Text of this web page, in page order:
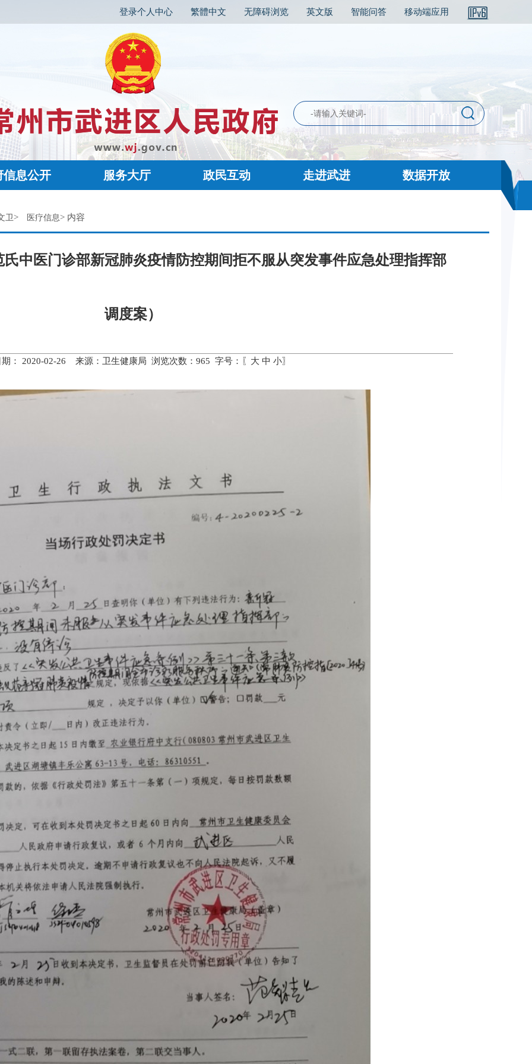
登录个人中心 繁體中文 无障碍浏览 英文版 智能问答 移动端应用
信息公开 服务大厅 政民互动 走进武进 数据开放
卫> 医疗信息> 内容
中医门诊部新冠肺炎疫情防控期间拒不服从突发事件应急处理指挥部
调度案）
期： 2020-02-26 来源：卫生健康局 浏览次数： 965 字号：〖 大 中 小〗